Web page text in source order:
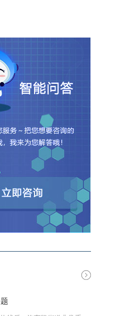
：2024-09-27
间：2024-04-25 结束时间：2024-05-08
间：2024-04-15